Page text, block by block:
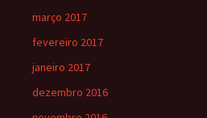
março 2017
fevereiro 2017
janeiro 2017
dezembro 2016